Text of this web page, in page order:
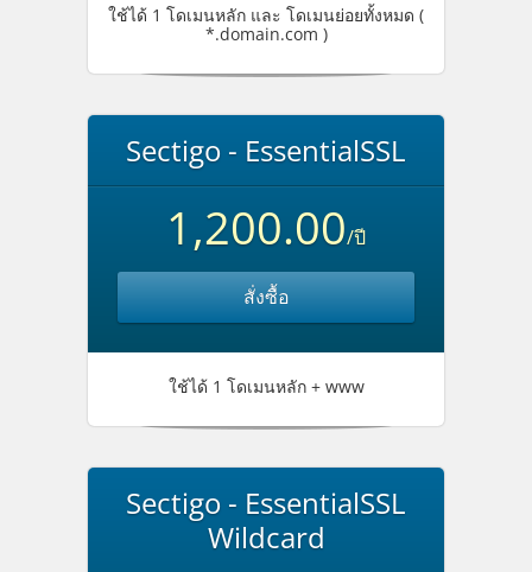
ใช้ได้ 1 โดเมนหลัก และ โดเมนย่อยทั้งหมด (
*.domain.com )
Sectigo - EssentialSSL
1,200.00/ปี
สั่งซื้อ
ใช้ได้ 1 โดเมนหลัก + www
Sectigo - EssentialSSL
Wildcard